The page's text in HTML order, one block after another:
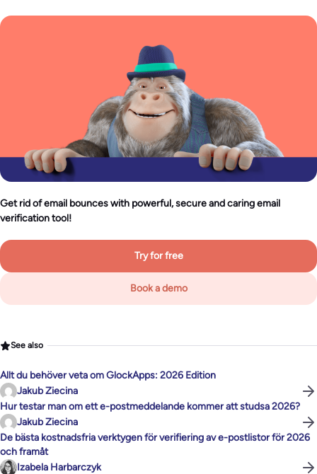
Get rid of email bounces with powerful, secure and caring email
verification tool!
Try for free
Book a demo
See also
Allt du behöver veta om GlockApps: 2026 Edition
Jakub Ziecina
Hur testar man om ett e-postmeddelande kommer att studsa 2026?
Jakub Ziecina
De bästa kostnadsfria verktygen för verifiering av e-postlistor för 2026
och framåt
Izabela Harbarczyk